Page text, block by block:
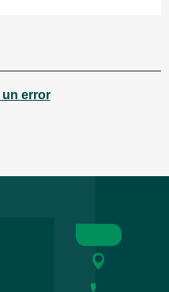
un error